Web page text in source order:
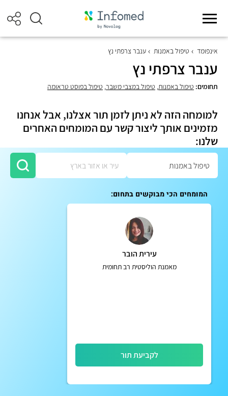
אינפומד טיפול באמנות ענבר צרפתי נץ
ענבר צרפתי נץ
תחומים: טיפול באמנות, טיפול במצבי משבר, טיפול בפוסט טראומה
למומחה הזה לא ניתן לזמן תור אצלנו, אבל אנחנו
מזמינים אותך ליצור קשר עם המומחים האחרים
שלנו:
המומחים הכי מבוקשים בתחום:
עירית הובר
מאמנת הוליסטית רב תחומית
לקביעת תור